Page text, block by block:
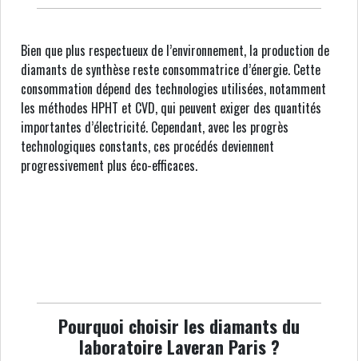
Bien que plus respectueux de l’environnement, la production de
diamants de synthèse reste consommatrice d’énergie. Cette
consommation dépend des technologies utilisées, notamment
les méthodes HPHT et CVD, qui peuvent exiger des quantités
importantes d’électricité. Cependant, avec les progrès
technologiques constants, ces procédés deviennent
progressivement plus éco-efficaces.
Pourquoi choisir les diamants du
laboratoire Laveran Paris ?